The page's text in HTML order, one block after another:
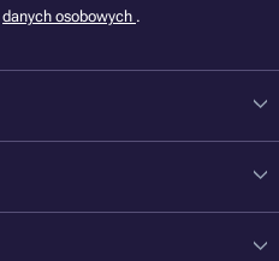
danych osobowych .